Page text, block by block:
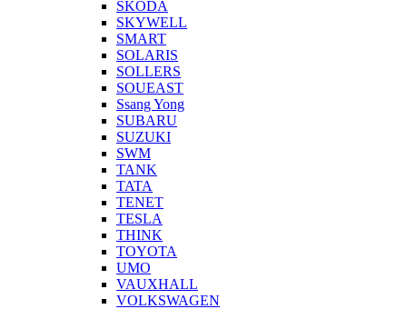
SKODA
SKYWELL
SMART
SOLARIS
SOLLERS
SOUEAST
Ssang Yong
SUBARU
SUZUKI
SWM
TANK
TATA
TENET
TESLA
THINK
TOYOTA
UMO
VAUXHALL
VOLKSWAGEN